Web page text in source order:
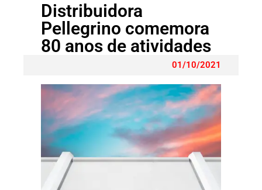
Distribuidora
Pellegrino comemora
80 anos de atividades
01/10/2021